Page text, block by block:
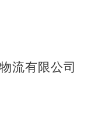
流有限公司